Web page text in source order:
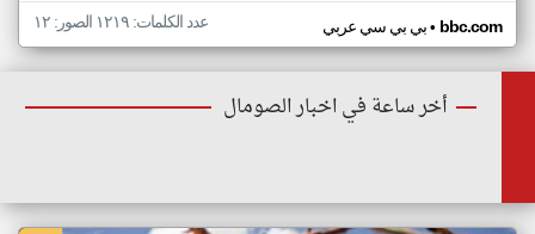
بي بي سي عربي• bbc.com عدد الكلمات: ١٢١٩ الصور: ١٢
أخر ساعة في اخبار الصومال